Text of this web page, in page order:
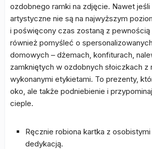
ozdobnego ramki na zdjęcie. Nawet
artystyczne nie są na najwyższym
i poświęcony czas zostaną z
również pomyśleć o
domowych – dżemach, konfiturach,
zamkniętych w ozdobnych słoiczkach z
wykonanymi etykietami. To prezenty,
oko, ale także podniebienie i
cieple.
Ręcznie robiona kartka z osobistymi
dedykacją.